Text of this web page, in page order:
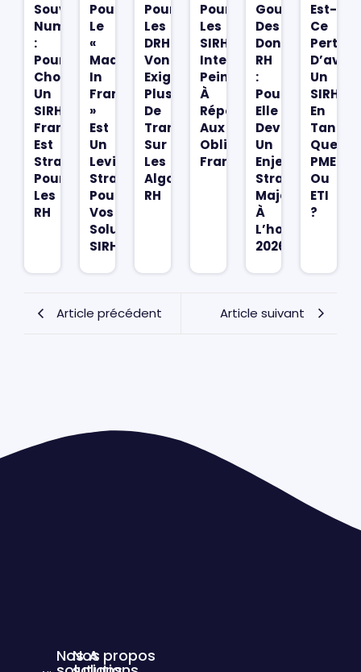
Souveraineté
Numérique
:
Pourquoi
Choisir
Un
SIRH
Français
Est
Stratégique
Pour
Les
RH
Pourquoi
Le
«
Made
In
France
»
Est
Un
Levier
Stratégique
Pour
Vos
Solutions
SIRH
Pourquoi
Les
DRH
Vont
Exiger
Plus
De
Transparence
Sur
Les
Algorithmes
RH
Pourquoi
Les
SIRH
Internationaux
Peinent
À
Répondre
Aux
Obligations
Françaises
Gouvernance
Des
Données
RH
:
Pourquoi
Elle
Devient
Un
Enjeu
Stratégique
Majeur
À
L’horizon
2026
Est-
Ce
D’avoir
Un
SIRH
En
Tant
Que
PME
Ou
ETI
?
Article précédent Article suivant
NosNosA propos